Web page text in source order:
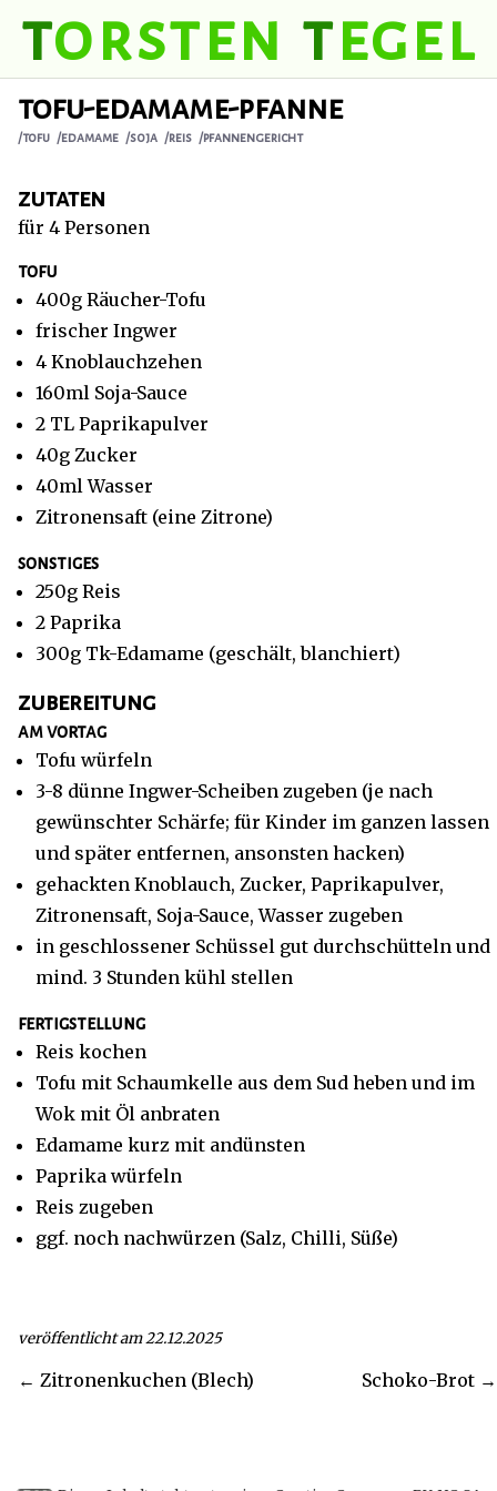
torsten tegel
tofu-edamame-pfanne
/tofu /edamame /soja /reis /pfannengericht
zutaten
für 4 Personen
tofu
400g Räucher-Tofu
frischer Ingwer
4 Knoblauchzehen
160ml Soja-Sauce
2 TL Paprikapulver
40g Zucker
40ml Wasser
Zitronensaft (eine Zitrone)
sonstiges
250g Reis
2 Paprika
300g Tk-Edamame (geschält, blanchiert)
zubereitung
am vortag
Tofu würfeln
3-8 dünne Ingwer-Scheiben zugeben (je nach
gewünschter Schärfe; für Kinder im ganzen lassen
und später entfernen, ansonsten hacken)
gehackten Knoblauch, Zucker, Paprikapulver,
Zitronensaft, Soja-Sauce, Wasser zugeben
in geschlossener Schüssel gut durchschütteln und
mind. 3 Stunden kühl stellen
fertigstellung
Reis kochen
Tofu mit Schaumkelle aus dem Sud heben und im
Wok mit Öl anbraten
Edamame kurz mit andünsten
Paprika würfeln
Reis zugeben
ggf. noch nachwürzen (Salz, Chilli, Süße)
veröffentlicht am 22.12.2025
← Zitronenkuchen (Blech) Schoko-Brot →